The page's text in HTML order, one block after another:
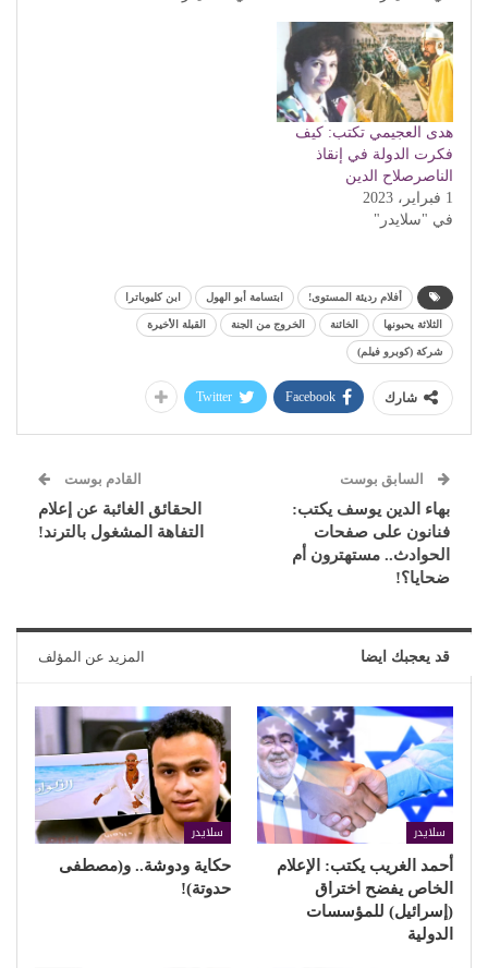
هدى العجيمي تكتب: كيف
فكرت الدولة في إنقاذ
الناصرصلاح الدين
1 فبراير، 2023
في "سلايدر"
أفلام رديئة المستوى! ابتسامة أبو الهول ابن كليوباترا
الثلاثة يحبونها الخائنة الخروج من الجنة القبلة الأخيرة
شركة (كوبرو فيلم)
شارك Facebook
Twitter
السابق بوست
بهاء الدين يوسف يكتب:
فنانون على صفحات
الحوادث.. مستهترون أم
ضحايا؟!
القادم بوست
الحقائق الغائبة عن إعلام
التفاهة المشغول بالترند!
قد يعجبك ايضا المزيد عن المؤلف
سلايدر
أحمد الغريب يكتب: الإعلام
الخاص يفضح اختراق
(إسرائيل) للمؤسسات
الدولية
سلايدر
حكاية ودوشة.. و(مصطفى
حدوتة)!